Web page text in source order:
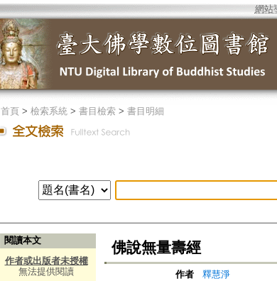
網站
首頁> 檢索系統> 書目檢索> 書目明細
閱讀本文
作者或出版者未授權
無法提供閱讀
佛說無量壽經
作者
釋慧淨